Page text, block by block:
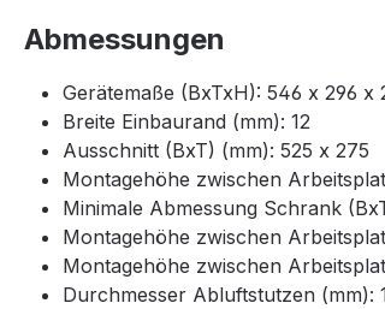
Abmessungen
Gerätemaße (BxTxH): 546 x 296 x
Breite Einbaurand (mm): 12
Ausschnitt (BxT) (mm): 525 x 275
Montagehöhe zwischen
Minimale Abmessung Schrank
Montagehöhe zwischen
Montagehöhe zwischen
Durchmesser Abluftstutzen (mm):